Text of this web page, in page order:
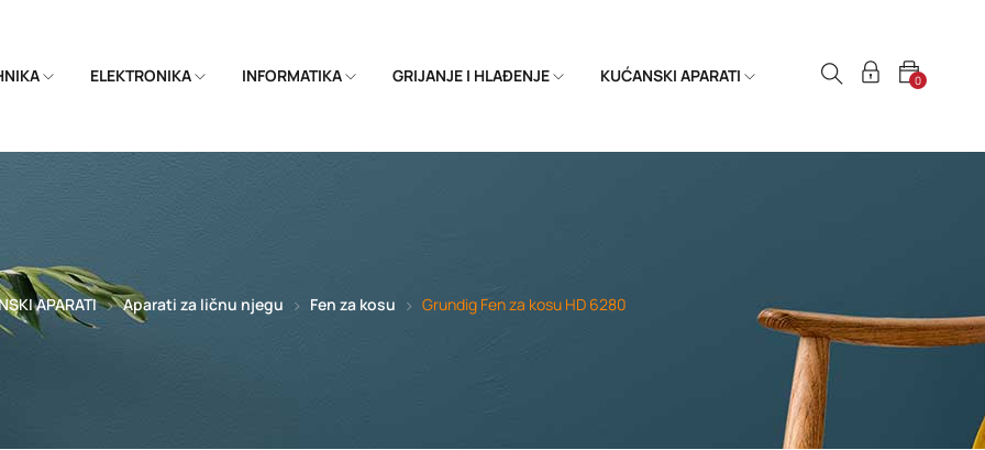
ELEKTRONIKA INFORMATIKA GRIJANJE I HLAĐENJE KUĆANSKI APARATI 0
APARATI Aparati za ličnu njegu Fen za kosu Grundig Fen za kosu HD 6280